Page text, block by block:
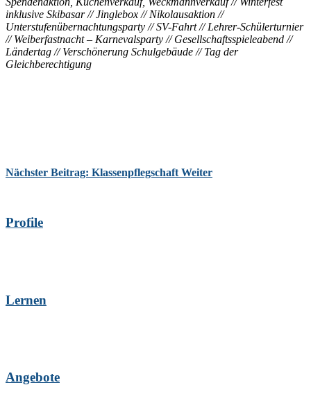
inklusive Skibasar // Jinglebox // Nikolausaktion //
Unterstufenübernachtungsparty // SV-Fahrt // Lehrer-Schülerturnier
// Weiberfastnacht – Karnevalsparty // Gesellschaftsspieleabend //
Ländertag // Verschönerung Schulgebäude // Tag der
Gleichberechtigung
Nächster Beitrag: Klassenpflegschaft Weiter
Profile
Lernen
Angebote